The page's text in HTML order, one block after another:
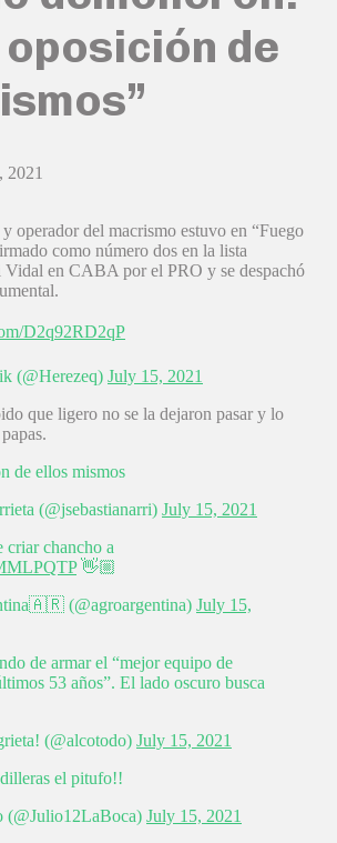
oposición de
2021
operador del macrismo estuvo en “Fuego
como número dos en la lista
Vidal en CABA por el PRO y se despachó
D2q92RD2qP
(@Herezeq) July 15, 2021
que ligero no se la dejaron pasar y lo
de ellos mismos
(@jsebastianarri) July 15, 2021
chancho a
👋🏼
(@agroargentina) July 15,
de armar el “mejor equipo de
53 años”. El lado oscuro busca
(@alcotodo) July 15, 2021
el pitufo!!
July 15, 2021